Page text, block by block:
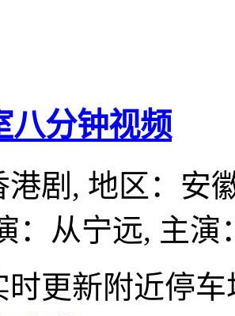
八分钟视频
港剧, 地区： 安
： 从宁远, 主演
时更新附近停